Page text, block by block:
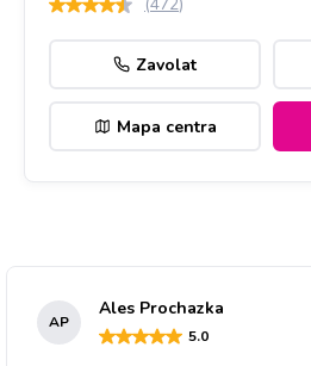
Zavolat
Mapa centra
AP
Ales Prochazka
5.0